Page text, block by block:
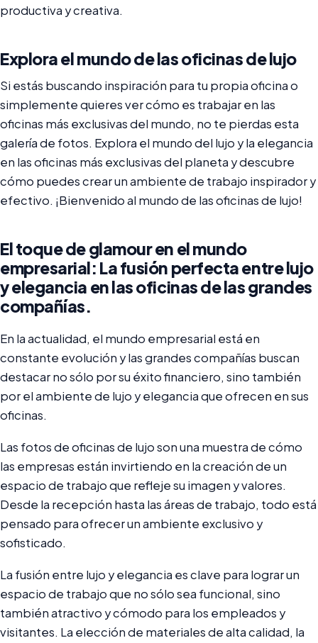
productiva y creativa.
Explora el mundo de las oficinas de lujo
Si estás buscando inspiración para tu propia oficina o
simplemente quieres ver cómo es trabajar en las
oficinas más exclusivas del mundo, no te pierdas esta
galería de fotos. Explora el mundo del lujo y la elegancia
en las oficinas más exclusivas del planeta y descubre
cómo puedes crear un ambiente de trabajo inspirador y
efectivo. ¡Bienvenido al mundo de las oficinas de lujo!
El toque de glamour en el mundo
empresarial: La fusión perfecta entre lujo
y elegancia en las oficinas de las grandes
compañías.
En la actualidad, el mundo empresarial está en
constante evolución y las grandes compañías buscan
destacar no sólo por su éxito financiero, sino también
por el ambiente de lujo y elegancia que ofrecen en sus
oficinas.
Las fotos de oficinas de lujo son una muestra de cómo
las empresas están invirtiendo en la creación de un
espacio de trabajo que refleje su imagen y valores.
Desde la recepción hasta las áreas de trabajo, todo está
pensado para ofrecer un ambiente exclusivo y
sofisticado.
La fusión entre lujo y elegancia es clave para lograr un
espacio de trabajo que no sólo sea funcional, sino
también atractivo y cómodo para los empleados y
visitantes. La elección de materiales de alta calidad, la